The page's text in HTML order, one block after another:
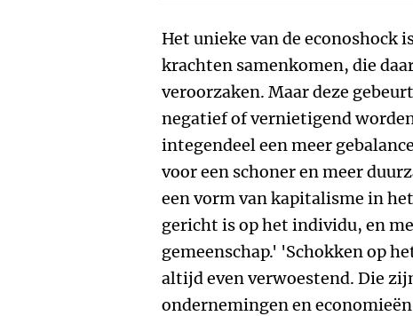
Het unieke van de econoshock
krachten samenkomen, die
veroorzaken. Maar deze
negatief of vernietigend
integendeel een meer
voor een schoner en meer
een vorm van kapitalisme in
gericht is op het individu, en
gemeenschap.' 'Schokken op
altijd even verwoestend. Die
ondernemingen en